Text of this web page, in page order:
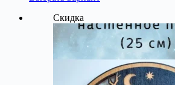
450,00 ₽
несколько
вариаций.
Опции
можно
выбрать
на
Скидка